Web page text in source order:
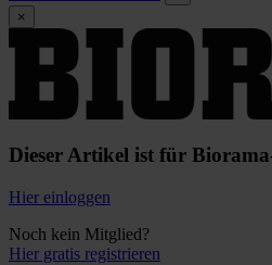
×
Dieser Artikel ist für
Hier einloggen
Noch kein Mitglied?
Hier gratis registrieren